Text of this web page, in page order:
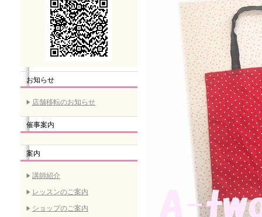
お知らせ
店舗移転のお知らせ
催事案内
案内
講師紹介
レッスンのご案内
ショップのご案内